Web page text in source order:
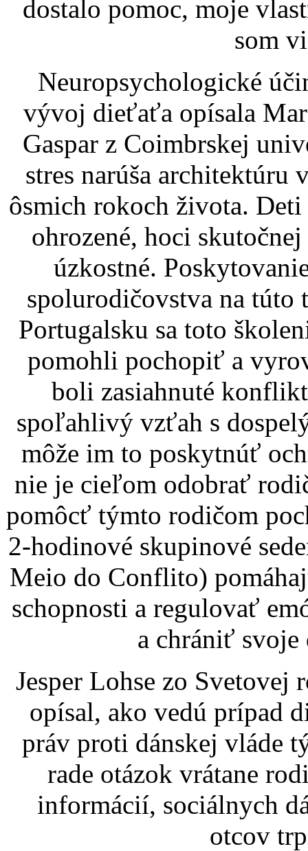
dostalo pomoc, moje
som
Neuropsychologické
vývoj dieťaťa opísala
Gaspar z Coimbrskej
stres narúša
ôsmich rokoch života.
ohrozené, hoci
úzkostné.
spolurodičovstva na túto
Portugalsku sa toto
pomohli pochopiť a
boli zasiahnuté
spoľahlivý vzťah s
môže im to poskytnúť
nie je cieľom odobrať
pomôcť týmto rodičom
2-hodinové skupinové
Meio do Conflito)
schopnosti a regulovať
a chrániť
Jesper Lohse zo Svetovej
opísal, ako vedú prípad
práv proti dánskej vláde
rade otázok vrátane
informácií, sociálnych
otcov